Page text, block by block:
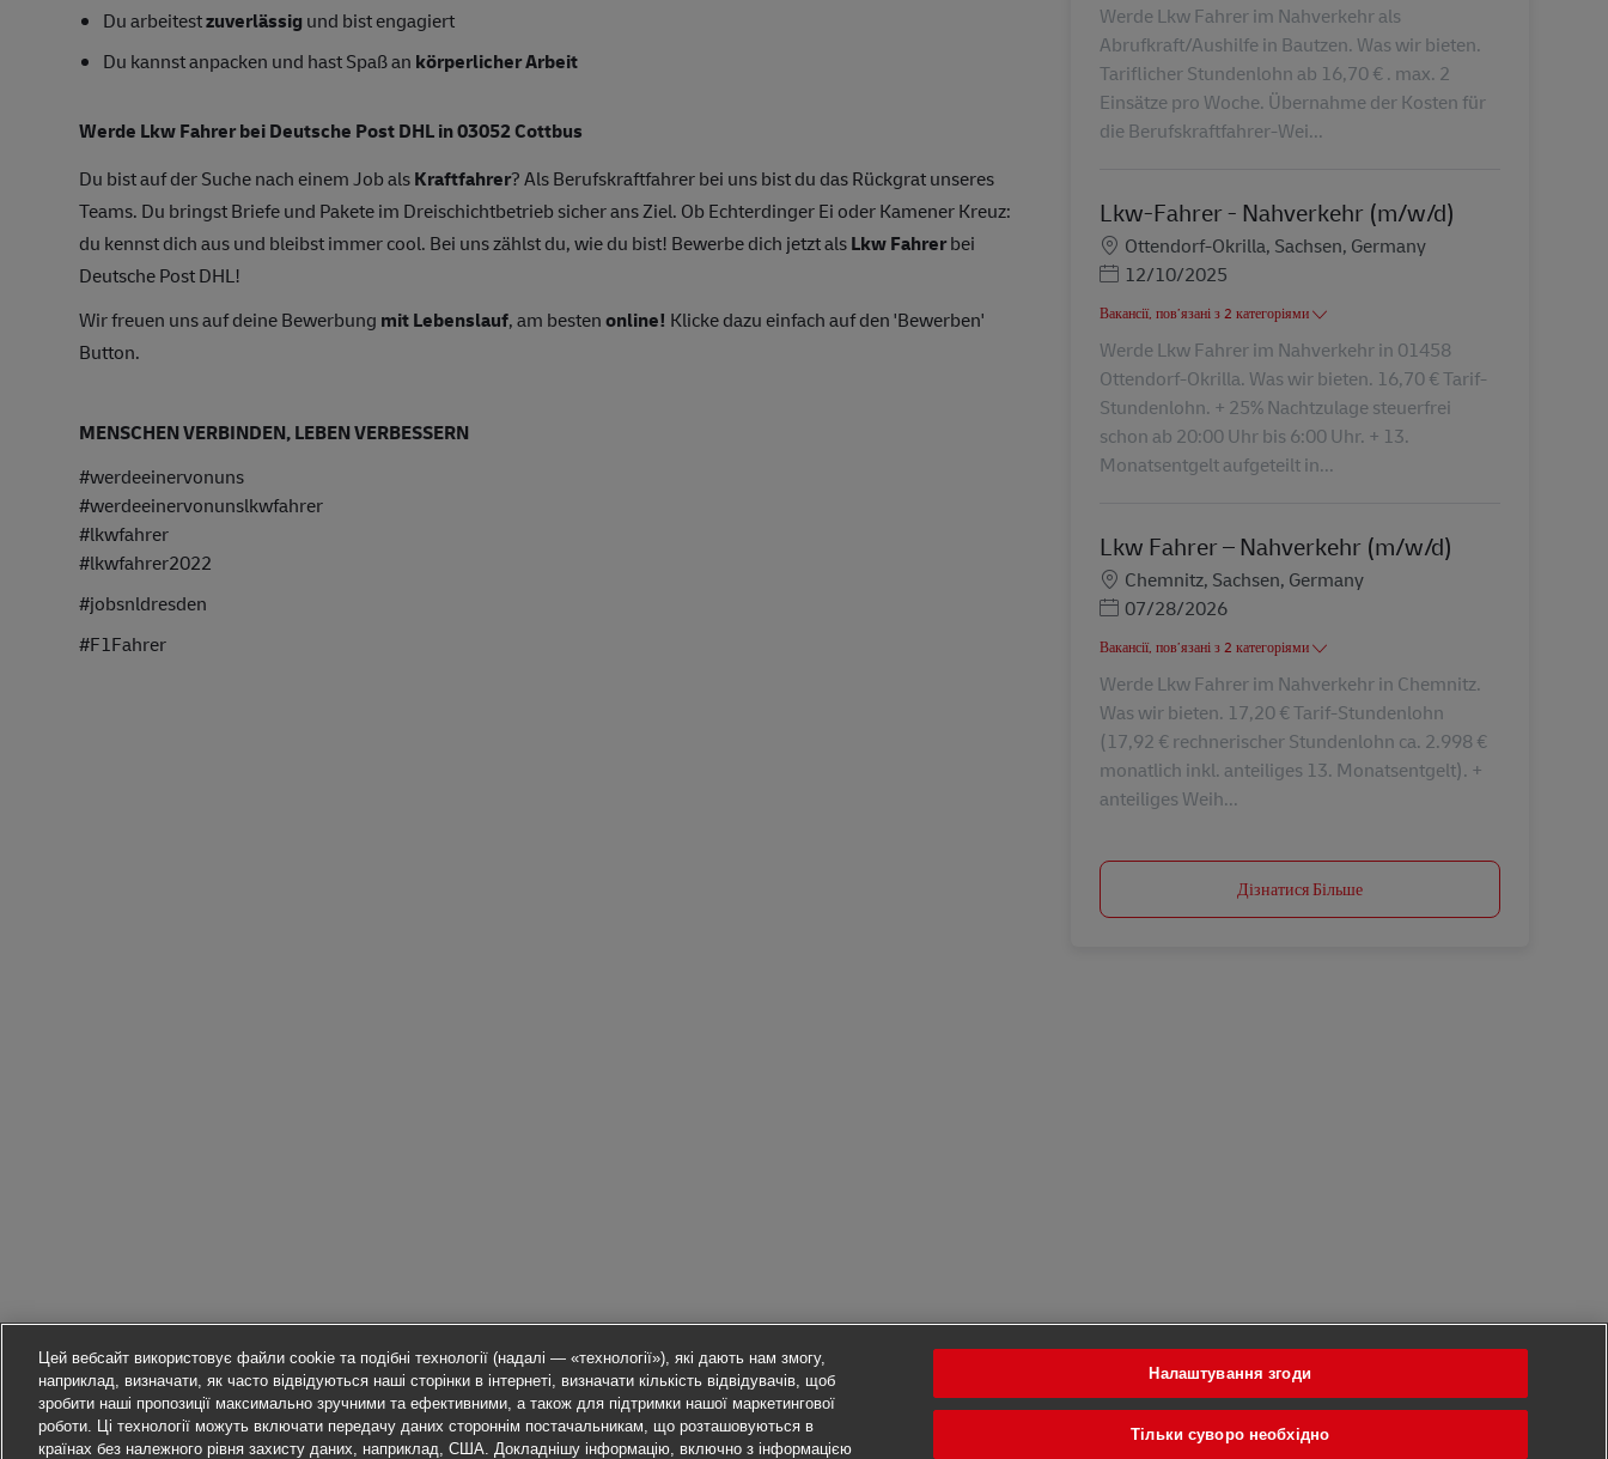
Du arbeitestzuverlässig und bist engagiert
Du kannst anpacken und hast Spaß an körperlicher Arbeit
Werde Lkw Fahrer bei Deutsche Post DHL in 03052 Cottbus
Du bist auf der Suche nach einem Job alsKraftfahrer? Als Berufskraftfahrer bei uns bist du das Rückgrat unseres
Teams. Du bringst Briefe und Pakete im Dreischichtbetrieb sicher ans Ziel. Ob Echterdinger Ei oder Kamener Kreuz:
du kennst dich aus und bleibst immer cool. Bei uns zählst du, wie du bist! Bewerbe dich jetzt alsLkw Fahrerbei
Deutsche Post DHL!
Wir freuen uns auf deine Bewerbung mit Lebenslauf, am bestenonline! Klicke dazu einfach auf den 'Bewerben'
Button.
MENSCHEN VERBINDEN, LEBEN VERBESSERN
#werdeeinervonuns
#werdeeinervonunslkwfahrer
#lkwfahrer
#lkwfahrer2022
#jobsnldresden
#F1Fahrer
Werde Lkw Fahrer im Nahverkehr als
Abrufkraft/Aushilfe in Bautzen. Was wir bieten.
Tariflicher Stundenlohn ab 16,70 € . max. 2
Einsätze pro Woche. Übernahme der Kosten für
die Berufskraftfahrer-Wei...
Lkw-Fahrer - Nahverkehr (m/w/d)
Місцезнаходження
Ottendorf-Okrilla, Sachsen, Germany
Posted Date
12/10/2025
Вакансії, пов’язані з 2 категоріями
Werde Lkw Fahrer im Nahverkehr in 01458
Ottendorf-Okrilla. Was wir bieten. 16,70 € Tarif-
Stundenlohn. + 25% Nachtzulage steuerfrei
schon ab 20:00 Uhr bis 6:00 Uhr. + 13.
Monatsentgelt aufgeteilt in...
Lkw Fahrer – Nahverkehr (m/w/d)
Місцезнаходження
Chemnitz, Sachsen, Germany
Posted Date
07/28/2026
Вакансії, пов’язані з 2 категоріями
Werde Lkw Fahrer im Nahverkehr in Chemnitz.
Was wir bieten. 17,20 € Tarif-Stundenlohn
(17,92 € rechnerischer Stundenlohn ca. 2.998 €
monatlich inkl. anteiliges 13. Monatsentgelt). +
anteiliges Weih...
Дізнатися Більше
Цей вебсайт використовує файли cookie та подібні технології (надалі — «технології»), які дають нам змогу,
наприклад, визначати, як часто відвідуються наші сторінки в інтернеті, визначати кількість відвідувачів, щоб
зробити наші пропозиції максимально зручними та ефективними, а також для підтримки нашої маркетингової
роботи. Ці технології можуть включати передачу даних стороннім постачальникам, що розташовуються в
країнах без належного рівня захисту даних, наприклад, США. Докладнішу інформацію, включно з інформацією
Налаштування згоди
Тільки суворо необхідно